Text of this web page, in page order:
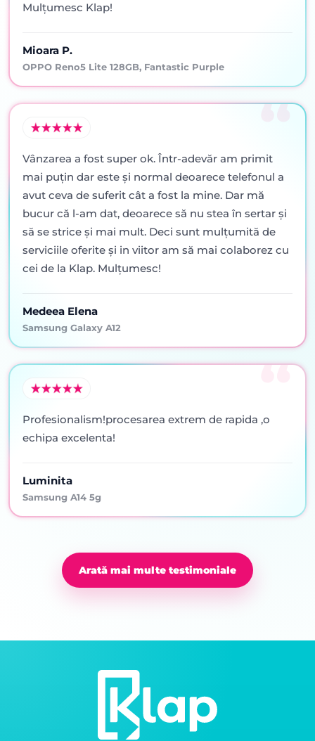
Mulțumesc Klap!
Mioara P.
OPPO Reno5 Lite 128GB, Fantastic Purple
Vânzarea a fost super ok. Într-adevăr am primit
mai puţin dar este şi normal deoarece telefonul a
avut ceva de suferit cât a fost la mine. Dar mă
bucur că l-am dat, deoarece să nu stea în sertar şi
să se strice şi mai mult. Deci sunt mulţumită de
serviciile oferite şi in viitor am să mai colaborez cu
cei de la Klap. Mulţumesc!
Medeea Elena
Samsung Galaxy A12
Profesionalism!procesarea extrem de rapida ,o
echipa excelenta!
Luminita
Samsung A14 5g
Arată mai multe testimoniale